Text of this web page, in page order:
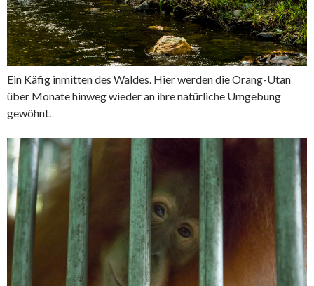
Ein Käfig inmitten des Waldes. Hier werden dieOrang-Utan
über Monate hinweg wieder an ihre natürliche Umgebung
gewöhnt.